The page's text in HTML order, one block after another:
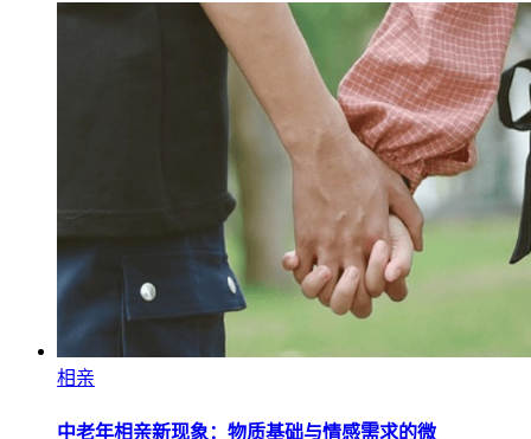
相亲
中老年相亲新现象：物质基础与情感需求的微